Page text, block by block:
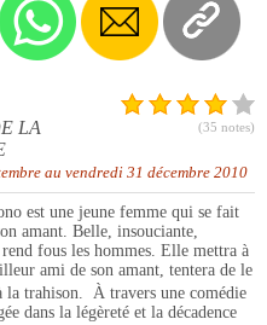
(35 notes)
LA
au vendredi 31 décembre 2010
est une jeune femme qui se fait
amant. Belle, insouciante,
fous les hommes. Elle mettra à
ami de son amant, tentera de le
la trahison. À travers une comédie
dans la légèreté et la décadence